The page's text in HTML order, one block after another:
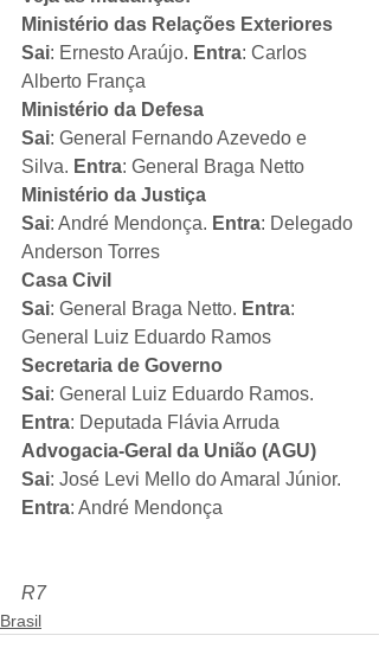
Ministério das Relações Exteriores
Sai: Ernesto Araújo. Entra: Carlos
Alberto França
Ministério da Defesa
Sai: General Fernando Azevedo e
Silva. Entra: General Braga Netto
Ministério da Justiça
Sai: André Mendonça. Entra: Delegado
Anderson Torres
Casa Civil
Sai: General Braga Netto. Entra:
General Luiz Eduardo Ramos
Secretaria de Governo
Sai: General Luiz Eduardo Ramos.
Entra: Deputada Flávia Arruda
Advogacia-Geral da União (AGU)
Sai: José Levi Mello do Amaral Júnior.
Entra: André Mendonça
R7
Brasil